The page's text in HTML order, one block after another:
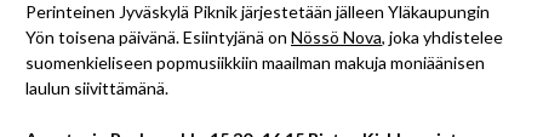
Perinteinen Jyväskylä Piknik järjestetään jälleen Yläkaupungin
Yön toisena päivänä. Esiintyjänä on Nössö Nova, joka yhdistelee
suomenkieliseen popmusiikkiin maailman makuja moniäänisen
laulun siivittämänä.